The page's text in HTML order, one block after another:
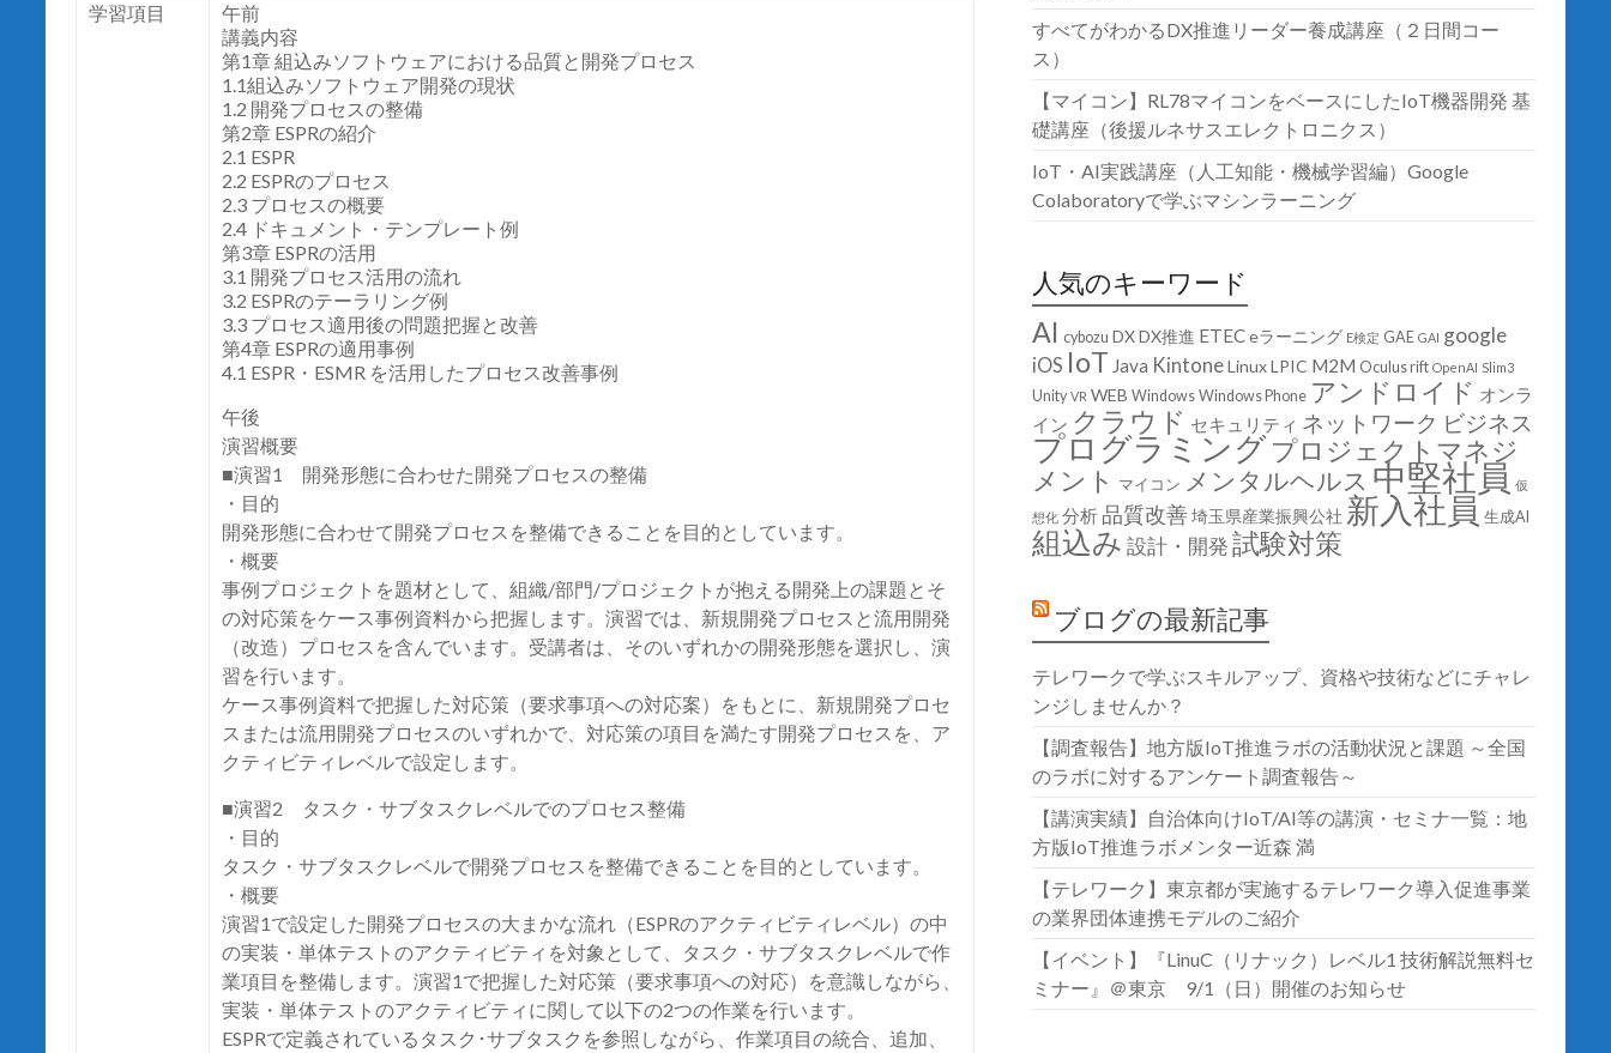
学習項目
午前
講義内容
第1章 組込みソフトウェアにおける品質と開発プロセス
1.1組込みソフトウェア開発の現状
1.2 開発プロセスの整備
第2章 ESPRの紹介
2.1 ESPR
2.2 ESPRのプロセス
2.3 プロセスの概要
2.4 ドキュメント・テンプレート例
第3章 ESPRの活用
3.1 開発プロセス活用の流れ
3.2 ESPRのテーラリング例
3.3 プロセス適用後の問題把握と改善
第4章 ESPRの適用事例
4.1 ESPR・ESMR を活用したプロセス改善事例
午後
演習概要
■演習1 開発形態に合わせた開発プロセスの整備
・目的
開発形態に合わせて開発プロセスを整備できることを目的としています。
・概要
事例プロジェクトを題材として、組織/部門/プロジェクトが抱える開発上の課題とそ
の対応策をケース事例資料から把握します。演習では、新規開発プロセスと流用開発
（改造）プロセスを含んでいます。受講者は、そのいずれかの開発形態を選択し、演
習を行います。
ケース事例資料で把握した対応策（要求事項への対応案）をもとに、新規開発プロセ
スまたは流用開発プロセスのいずれかで、対応策の項目を満たす開発プロセスを、ア
クティビティレベルで設定します。
■演習2 タスク・サブタスクレベルでのプロセス整備
・目的
タスク・サブタスクレベルで開発プロセスを整備できることを目的としています。
・概要
演習1で設定した開発プロセスの大まかな流れ（ESPRのアクティビティレベル）の中
の実装・単体テストのアクティビティを対象として、タスク・サブタスクレベルで作
業項目を整備します。演習1で把握した対応策（要求事項への対応）を意識しながら、
実装・単体テストのアクティビティに関して以下の2つの作業を行います。
ESPRで定義されているタスク･サブタスクを参照しながら、作業項目の統合、追加、
すべてがわかるDX推進リーダー養成講座（２日間コー
ス）
【マイコン】RL78マイコンをベースにしたIoT機器開発 基
礎講座（後援ルネサスエレクトロニクス）
IoT・AI実践講座（人工知能・機械学習編）Google
Colaboratoryで学ぶマシンラーニング
人気のキーワード
AI cybozu DXDX推進 ETECeラーニング E検定 GAE GAI google
iOS IoT Java KintoneLinuxLPIC M2M Oculus rift OpenAI Slim3
Unity VR WEB Windows Windows Phone アンドロイド オンラ
イン クラウド セキュリティ ネットワーク ビジネス
プログラミングプロジェクトマネジ
メント
マイコン メンタルヘルス 中堅社員 仮
想化 分析 品質改善埼玉県産業振興公社 新入社員 生成AI
組込み 設計・開発試験対策
ブログの最新記事
テレワークで学ぶスキルアップ、資格や技術などにチャレ
ンジしませんか？
【調査報告】地方版IoT推進ラボの活動状況と課題 ～全国
のラボに対するアンケート調査報告～
【講演実績】自治体向けIoT/AI等の講演・セミナ一覧：地
方版IoT推進ラボメンター近森 満
【テレワーク】東京都が実施するテレワーク導入促進事業
の業界団体連携モデルのご紹介
【イベント】『LinuC（リナック）レベル1 技術解説無料セ
ミナー』＠東京 9/1（日）開催のお知らせ